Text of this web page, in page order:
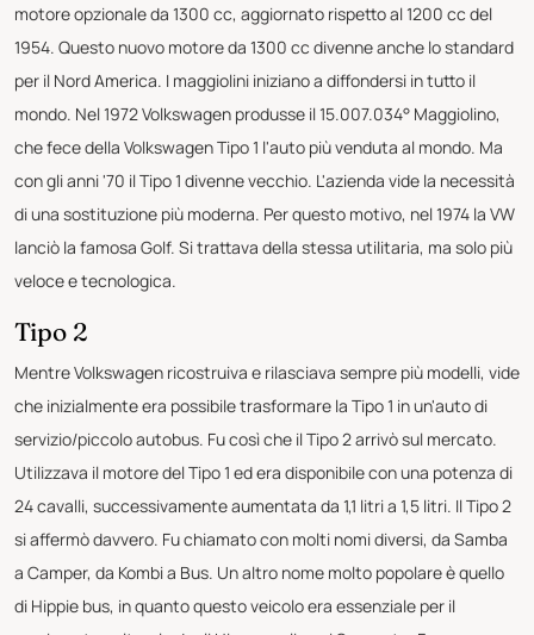
motore opzionale da 1300 cc, aggiornato rispetto al 1200 cc del
1954. Questo nuovo motore da 1300 cc divenne anche lo standard
per il Nord America. I maggiolini iniziano a diffondersi in tutto il
mondo. Nel 1972 Volkswagen produsse il 15.007.034° Maggiolino,
che fece della Volkswagen Tipo 1 l'auto più venduta al mondo. Ma
con gli anni '70 il Tipo 1 divenne vecchio. L'azienda vide la necessità
di una sostituzione più moderna. Per questo motivo, nel 1974 la VW
lanciò la famosa Golf. Si trattava della stessa utilitaria, ma solo più
veloce e tecnologica.
Tipo 2
Mentre Volkswagen ricostruiva e rilasciava sempre più modelli, vide
che inizialmente era possibile trasformare la Tipo 1 in un'auto di
servizio/piccolo autobus. Fu così che il Tipo 2 arrivò sul mercato.
Utilizzava il motore del Tipo 1 ed era disponibile con una potenza di
24 cavalli, successivamente aumentata da 1,1 litri a 1,5 litri. Il Tipo 2
si affermò davvero. Fu chiamato con molti nomi diversi, da Samba
a Camper, da Kombi a Bus. Un altro nome molto popolare è quello
di Hippie bus, in quanto questo veicolo era essenziale per il